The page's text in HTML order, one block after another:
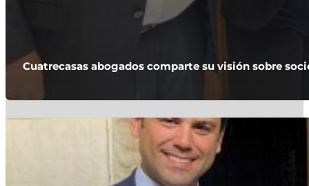
Cuatrecasas abogados comparte su visión sobre